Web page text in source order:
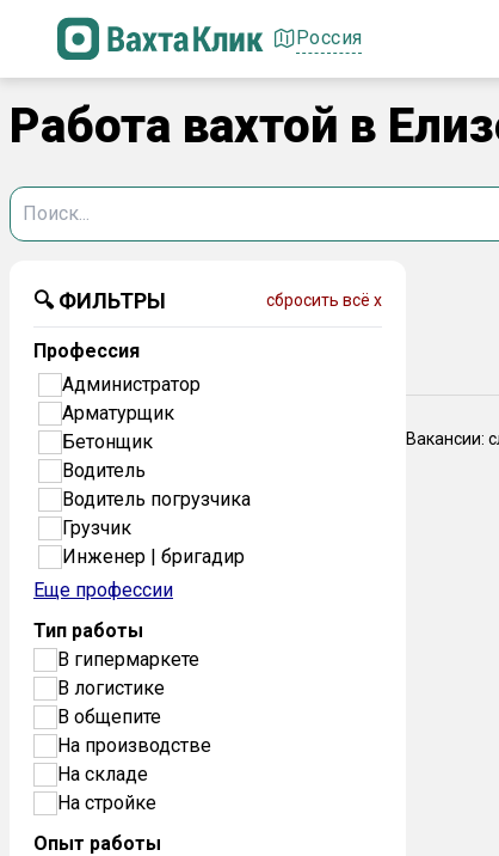
Россия
Работа вахтой в
🔍 ФИЛЬТРЫ сбросить всё x
Профессия
Администратор
Арматурщик
Бетонщик
Водитель
Водитель погрузчика
Грузчик
Инженер | бригадир
Еще профессии
Тип работы
В гипермаркете
В логистике
В общепите
На производстве
На складе
На стройке
Опыт работы
Вакансии: